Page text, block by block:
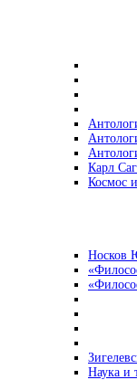
Карл
Космос
Носков
Наука и